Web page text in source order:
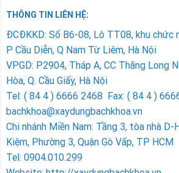
THÔNG TIN LIÊN HỆ:
ÐCÐKKD: Số B6-08, Lô TT08, khu chức
P Cầu Diễn, Q Nam Từ Liêm, Hà Nội
VPGD: P2904, Tháp A, CC Thăng Long
Hòa, Q. Cầu Giấy, Hà Nội
Tel: ( 84 4 ) 6666 2468 Fax: ( 84 4 )
bachkhoa@xaydungbachkhoa.vn
Chi nhánh Miền Nam: Tầng 3, tòa nhà D-
Kiệm, Phường 3, Quận Gò Vấp, TP HCM
Tel: 0904.010.299